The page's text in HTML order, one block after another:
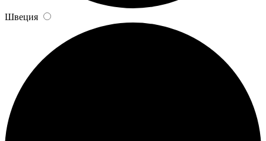
Швеция